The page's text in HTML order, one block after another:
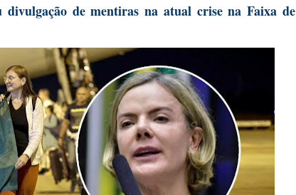
de mentiras na atual crise na Faixa de